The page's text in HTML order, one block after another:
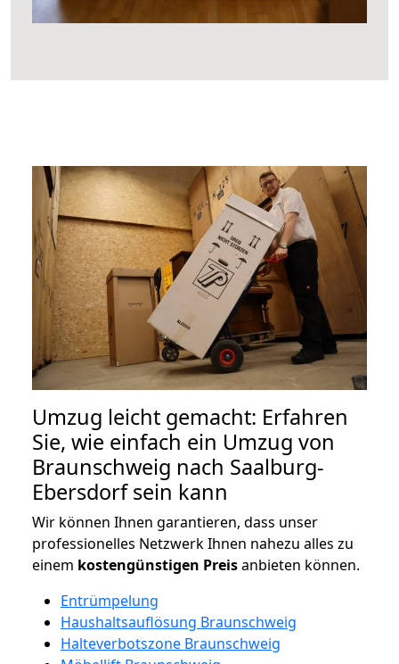
Umzug leicht gemacht: Erfahren
Sie, wie einfach ein Umzug von
Braunschweig nach Saalburg-
Ebersdorf sein kann
Wir können Ihnen garantieren, dass unser
professionelles Netzwerk Ihnen nahezu alles zu
einem kostengünstigen Preisanbieten können.
Entrümpelung
Haushaltsauflösung Braunschweig
Halteverbotszone Braunschweig